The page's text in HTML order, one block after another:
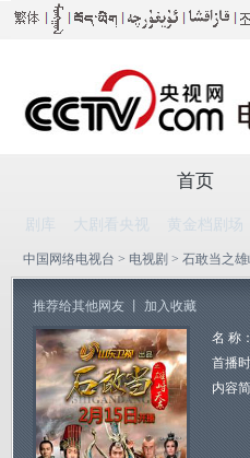
首页
剧库 大剧看央视 黄金档剧场
中国网络电视台 > 电视剧 > 石敢当之
推荐给其他网友 加入收藏
名 称：
首播
内容